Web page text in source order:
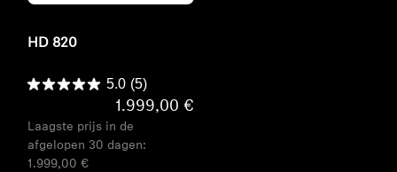
HD 820
5.0 (5)
1.999,00 €
Laagste prijs in de
afgelopen 30 dagen:
1.999,00 €